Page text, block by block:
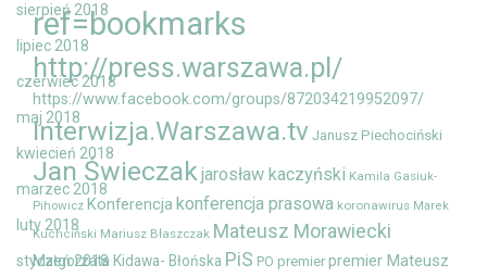
sierpień 2018
lipiec 2018
czerwiec 2018
maj 2018
kwiecień 2018
marzec 2018
luty 2018
styczeń 2018
ref=bookmarks
http://press.warszawa.pl/
https://www.facebook.com/groups/872034219952097/
Interwizja.Warszawa.tv Janusz Piechociński
Jan Świeczakjarosław kaczyński Kamila Gasiuk-
Pihowicz Konferencjakonferencja prasowa koronawirus Marek
Kuchciński Mariusz Błaszczak Mateusz Morawiecki
Małgorzata Kidawa- Błońska PiS PO premier premier Mateusz